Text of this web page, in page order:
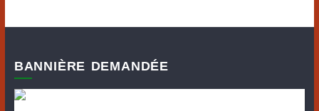
g
a
t
BANNIÈRE DEMANDÉE